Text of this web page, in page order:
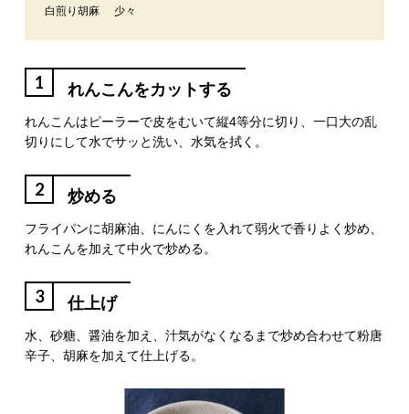
白煎り胡麻
少々
1 れんこんをカットする
れんこんはピーラーで皮をむいて縦4等分に切り、一口大の乱
切りにして水でサッと洗い、水気を拭く。
2 炒める
フライパンに胡麻油、にんにくを入れて弱火で香りよく炒め、
れんこんを加えて中火で炒める。
3 仕上げ
水、砂糖、醤油を加え、汁気がなくなるまで炒め合わせて粉唐
辛子、胡麻を加えて仕上げる。